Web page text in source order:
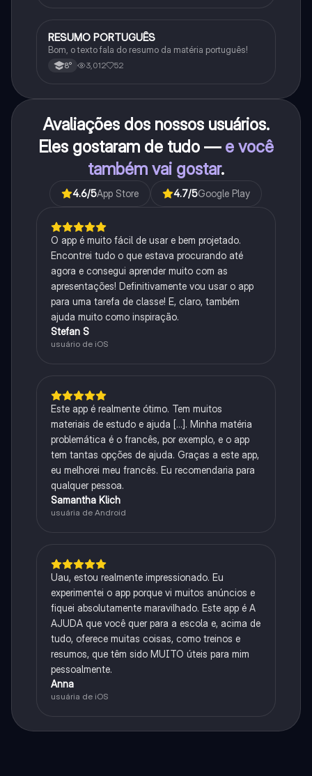
Português
RESUMO PORTUGUÊS
Bom, o texto fala do resumo da matéria português!
8° 3,012 52
Avaliações dos nossos usuários.
Eles gostaram de tudo — e você
também vai gostar.
4.6/5App Store 4.7/5Google Play
O app é muito fácil de usar e bem projetado.
Encontrei tudo o que estava procurando até
agora e consegui aprender muito com as
apresentações! Definitivamente vou usar o app
para uma tarefa de classe! E, claro, também
ajuda muito como inspiração.
Stefan S
usuário de iOS
Este app é realmente ótimo. Tem muitos
materiais de estudo e ajuda [...]. Minha matéria
problemática é o francês, por exemplo, e o app
tem tantas opções de ajuda. Graças a este app,
eu melhorei meu francês. Eu recomendaria para
qualquer pessoa.
Samantha Klich
usuária de Android
Uau, estou realmente impressionado. Eu
experimentei o app porque vi muitos anúncios e
fiquei absolutamente maravilhado. Este app é A
AJUDA que você quer para a escola e, acima de
tudo, oferece muitas coisas, como treinos e
resumos, que têm sido MUITO úteis para mim
pessoalmente.
Anna
usuária de iOS